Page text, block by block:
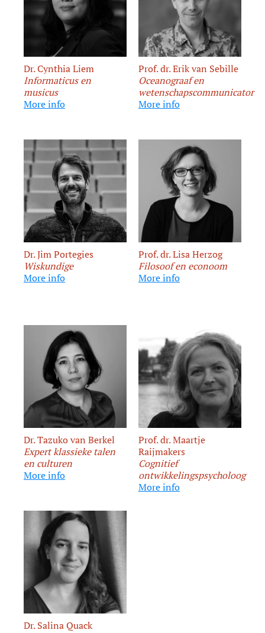
Dr. Cynthia Liem
Informaticus en
musicus
More info
Prof. dr. Erik van Sebille
Oceanograaf en
wetenschapscommunicator
More info
Dr. Jim Portegies
Wiskundige
More info
Prof. dr. Lisa Herzog
Filosoof en econoom
More info
Dr. Tazuko van Berkel
Expert klassieke talen
en culturen
More info
Prof. dr. Maartje
Raijmakers
Cognitief
ontwikkelingspsycholoog
More info
Dr. Salina Quack